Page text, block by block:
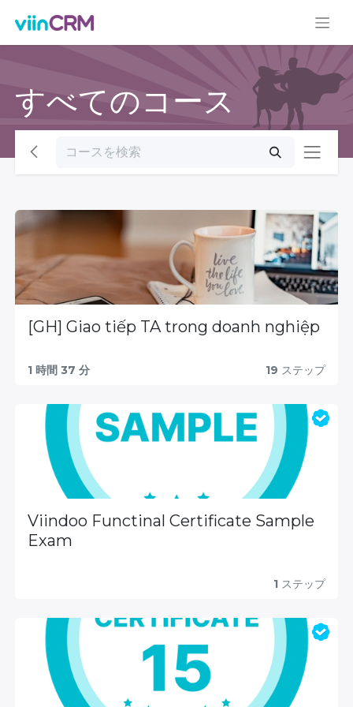
すべてのコース
[GH] Giao tiếp TA trong doanh nghiệp
1 時間 37 分 19 ステップ
Viindoo Functinal Certificate Sample
Exam
1ステップ